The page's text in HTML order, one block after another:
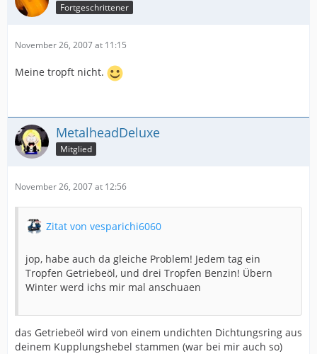
Fortgeschrittener
November 26, 2007 at 11:15
Meine tropft nicht.
MetalheadDeluxe
Mitglied
November 26, 2007 at 12:56
Zitat von vesparichi6060
jop, habe auch da gleiche Problem! Jedem tag ein
Tropfen Getriebeöl, und drei Tropfen Benzin! Übern
Winter werd ichs mir mal anschuaen
das Getriebeöl wird von einem undichten Dichtungsring aus
deinem Kupplungshebel stammen (war bei mir auch so)